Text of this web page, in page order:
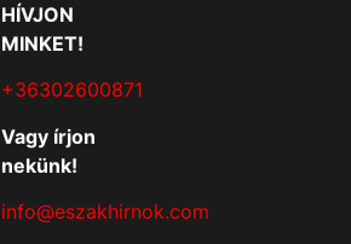
HÍVJON
MINKET!
+36302600871
Vagy írjon
nekünk!
info@eszakhirnok.com